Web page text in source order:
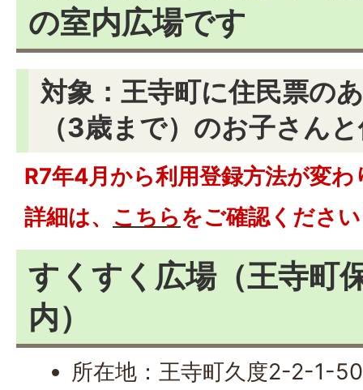
の室内広場です
対象：王寺町に住民票の
（3歳まで）のお子さん
R7年4月から利用登録方法が変わ
詳細は、 こちらをご確認ください
すくすく広場（王寺町
内）
所在地：王寺町久度2-2-1-